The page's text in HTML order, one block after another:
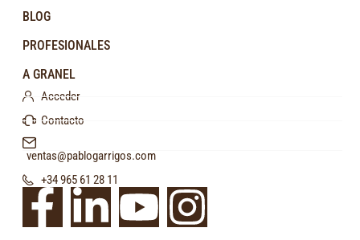
BLOG
PROFESIONALES
A GRANEL
Acceder
Contacto
ventas@pablogarrigos.com
+34 965 61 28 11